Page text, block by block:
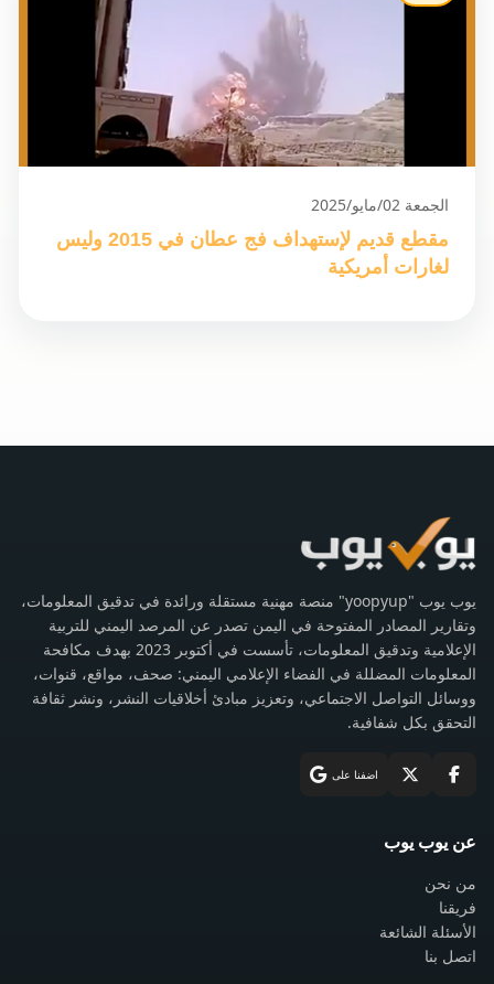
الجمعة 02/مايو/2025
مقطع قديم لإستهداف فج عطان في 2015 وليس
لغارات أمريكية
يوب يوب "yoopyup" منصة مهنية مستقلة ورائدة في تدقيق المعلومات،
وتقارير المصادر المفتوحة في اليمن تصدر عن المرصد اليمني للتربية
الإعلامية وتدقيق المعلومات، تأسست في أكتوبر 2023 بهدف مكافحة
المعلومات المضللة في الفضاء الإعلامي اليمني: صحف، مواقع، قنوات،
ووسائل التواصل الاجتماعي، وتعزيز مبادئ أخلاقيات النشر، ونشر ثقافة
التحقق بكل شفافية.
اضفنا على
عن يوب يوب
من نحن
فريقنا
الأسئلة الشائعة
اتصل بنا